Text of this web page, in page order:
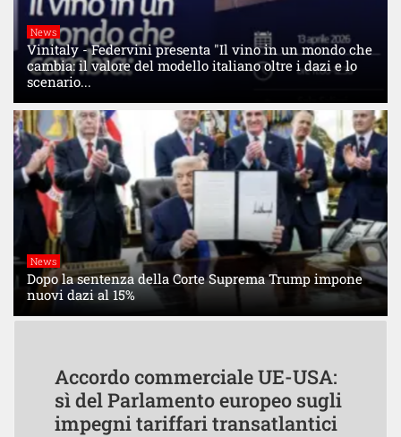
News
Vinitaly - Federvini presenta "Il vino in un mondo che
cambia: il valore del modello italiano oltre i dazi e lo
scenario...
News
Dopo la sentenza della Corte Suprema Trump impone
nuovi dazi al 15%
Accordo commerciale UE-USA:
sì del Parlamento europeo sugli
impegni tariffari transatlantici